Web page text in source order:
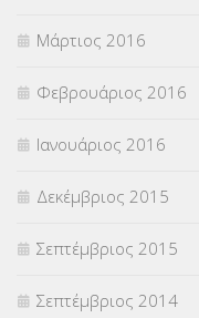
Μάρτιος 2016
Φεβρουάριος 2016
Ιανουάριος 2016
Δεκέμβριος 2015
Σεπτέμβριος 2015
Σεπτέμβριος 2014